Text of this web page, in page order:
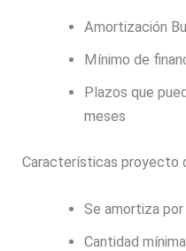
Amortización
Mínimo de
Plazos que
meses
Características proyecto
Se amortiza
Cantidad